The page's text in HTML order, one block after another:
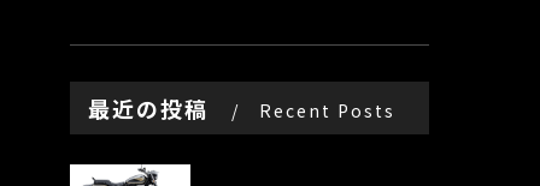
最近の投稿 Recent Posts